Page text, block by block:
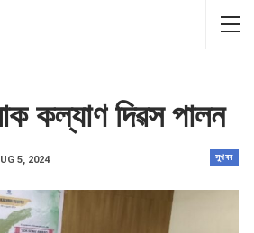
কল্যাণ দিৱস পালন
সুখবৰ
5, 2024